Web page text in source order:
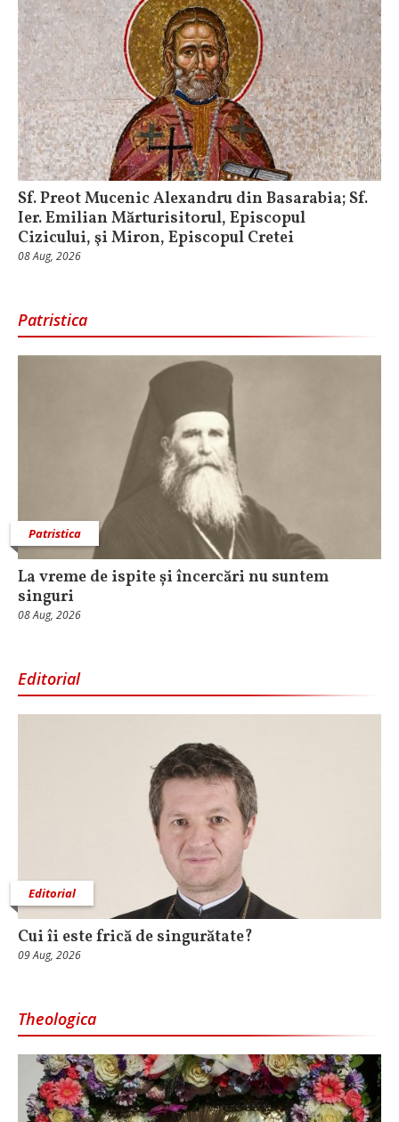
Sf. Preot Mucenic Alexandru din Basarabia; Sf.
Ier. Emilian Mărturisitorul, Episcopul
Cizicului, şi Miron, Episcopul Cretei
08 Aug, 2026
Patristica
Patristica
La vreme de ispite și încercări nu suntem
singuri
08 Aug, 2026
Editorial
Editorial
Cui îi este frică de singurătate?
09 Aug, 2026
Theologica